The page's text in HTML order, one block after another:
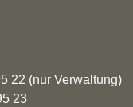
22 (nur Verwaltung)
23